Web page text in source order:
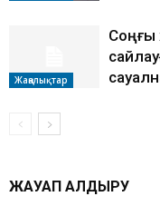
Жаңалықтар
ЖАУАП ҚАЛДЫРУ